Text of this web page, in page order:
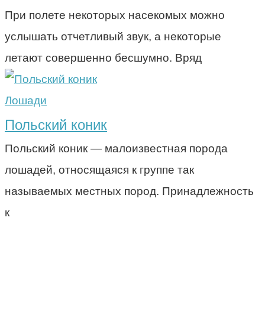
При полете некоторых насекомых можно
услышать отчетливый звук, а некоторые
летают совершенно бесшумно. Вряд
Лошади
Польский коник
Польский коник — малоизвестная порода
лошадей, относящаяся к группе так
называемых местных пород. Принадлежность
к